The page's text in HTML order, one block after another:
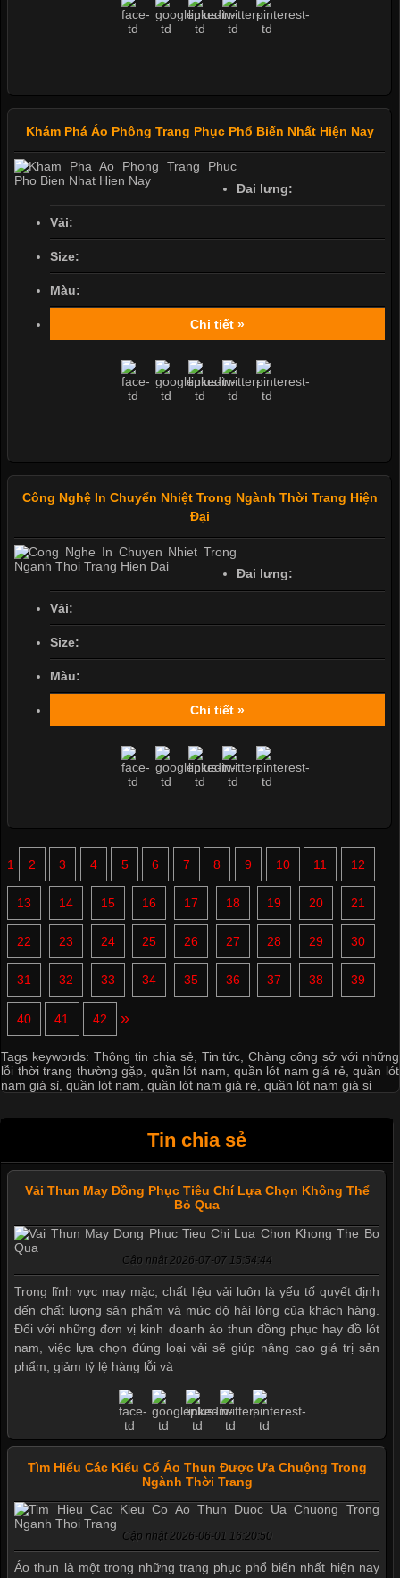
Khám Phá Áo Phông Trang Phục Phổ Biến Nhất Hiện Nay
Đai lưng:
Vải:
Size:
Màu:
Chi tiết »
Công Nghệ In Chuyển Nhiệt Trong Ngành Thời Trang Hiện
Đại
Đai lưng:
Vải:
Size:
Màu:
Chi tiết »
1 2 3 4 5 6 7 8 9 10 11 12
13 14 15 16 17 18 19 20 21
22 23 24 25 26 27 28 29 30
31 32 33 34 35 36 37 38 39
40 41 42 »
Tags keywords: Thông tin chia sẻ Tin tức ,Chàng công sở với những
lỗi thời trang thường gặp quần lót nam quần lót nam giá rẻ ,quần lót
nam giá sỉ quần lót nam quần lót nam giá rẻ quần lót nam giá sỉ
Tin chia sẻ
Vải Thun May Đồng Phục Tiêu Chí Lựa Chọn Không Thể
Bỏ Qua
Cập nhật 2026-07-07 15:54:44
Trong lĩnh vực may mặc, chất liệu vải luôn là yếu tố quyết định
đến chất lượng sản phẩm và mức độ hài lòng của khách hàng.
Đối với những đơn vị kinh doanh áo thun đồng phục hay đồ lót
nam, việc lựa chọn đúng loại vải sẽ giúp nâng cao giá trị sản
phẩm, giảm tỷ lệ hàng lỗi và
Tìm Hiểu Các Kiểu Cổ Áo Thun Được Ưa Chuộng Trong
Ngành Thời Trang
Cập nhật 2026-06-01 16:20:50
Áo thun là một trong những trang phục phổ biến nhất hiện nay